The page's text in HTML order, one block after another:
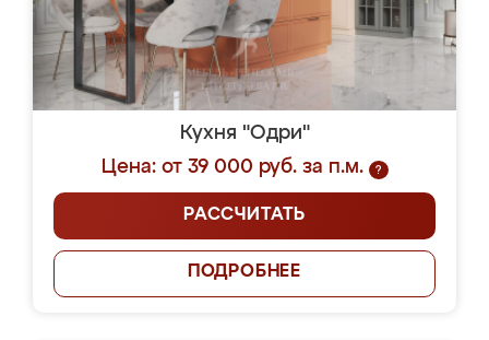
Кухня "Одри"
Цена: от 39 000 руб. за п.м.
?
РАССЧИТАТЬ
ПОДРОБНЕЕ